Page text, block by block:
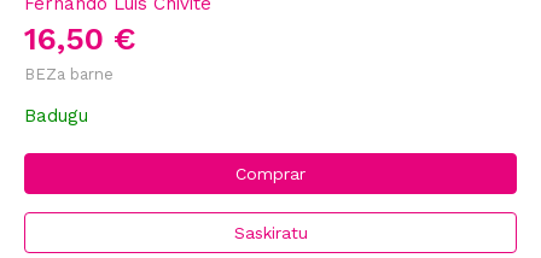
16,50 €
BEZa barne
Badugu
Comprar
Saskiratu